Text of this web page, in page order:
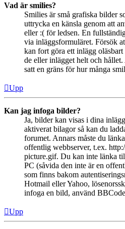
Vad är smilies?
Smilies är små grafiska bilder
uttrycka en känsla genom att
eller :( för ledsen. En
via inläggsformuläret. Försök
kan fort göra ett inlägg
de eller inlägget helt och
satt en gräns för hur många
Upp
Kan jag infoga bilder?
Ja, bilder kan visas i dina
aktiverat bilagor så kan du
forumet. Annars måste du
offentlig webbserver, t.ex.
picture.gif. Du kan inte länka
PC (såvida den inte är en
som finns bakom
Hotmail eller Yahoo,
infoga en bild, använd
Upp